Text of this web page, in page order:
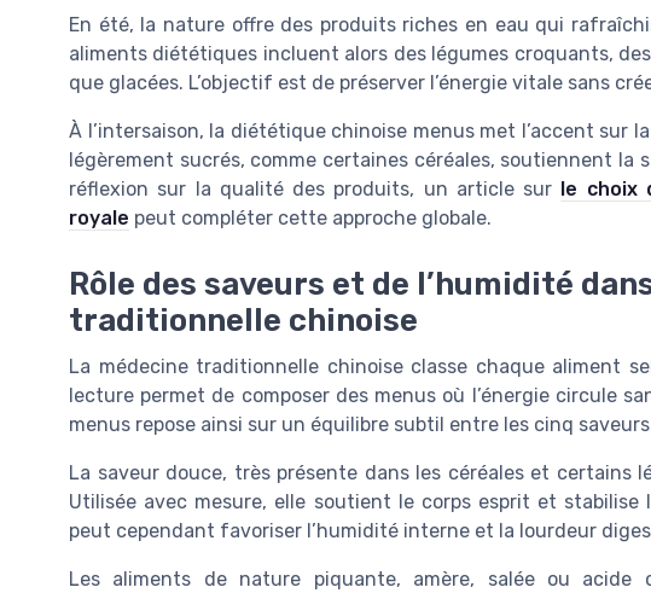
En été, la nature offre des produits riches en eau qui
aliments diététiques incluent alors des légumes croquants,
que glacées. L’objectif est de préserver l’énergie vitale sans
À l’intersaison, la diététique chinoise menus met l’accent sur
légèrement sucrés, comme certaines céréales, soutiennent la
réflexion sur la qualité des produits, un article sur
le choix
royale peut compléter cette approche globale.
Rôle des saveurs et de l’humidité
traditionnelle chinoise
La médecine traditionnelle chinoise classe chaque aliment
lecture permet de composer des menus où l’énergie circule
menus repose ainsi sur un équilibre subtil entre les cinq
La saveur douce, très présente dans les céréales et certains
Utilisée avec mesure, elle soutient le corps esprit et stabilise
peut cependant favoriser l’humidité interne et la lourdeur
Les aliments de nature piquante, amère, salée ou acide